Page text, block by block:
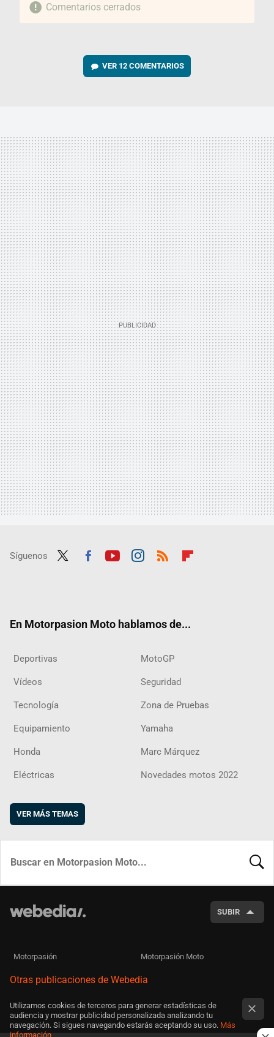
Comentarios cerrados
VER 12 COMENTARIOS
Síguenos
En Motorpasion Moto hablamos de...
Deportivas MotoGP
Vídeos Seguridad
Tecnología Zona de Pruebas
Equipamiento Yamaha
Honda Marc Márquez
Eléctricas Novedades motos 2022
VER MÁS TEMAS
SUBIR
Motorpasión Motorpasión Moto
Otras publicaciones de Webedia
Utilizamos cookies de terceros para generar estadísticas de
audiencia y mostrar publicidad personalizada analizando tu
navegación. Si sigues navegando estarás aceptando su uso. Más
información